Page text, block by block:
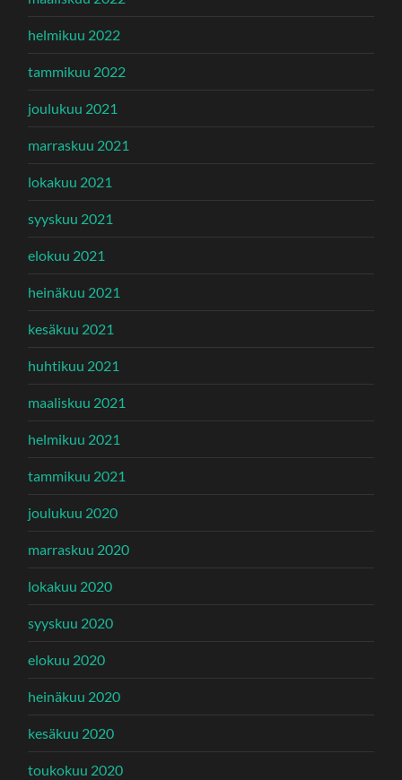
helmikuu 2022
tammikuu 2022
joulukuu 2021
marraskuu 2021
lokakuu 2021
syyskuu 2021
elokuu 2021
heinäkuu 2021
kesäkuu 2021
huhtikuu 2021
maaliskuu 2021
helmikuu 2021
tammikuu 2021
joulukuu 2020
marraskuu 2020
lokakuu 2020
syyskuu 2020
elokuu 2020
heinäkuu 2020
kesäkuu 2020
toukokuu 2020